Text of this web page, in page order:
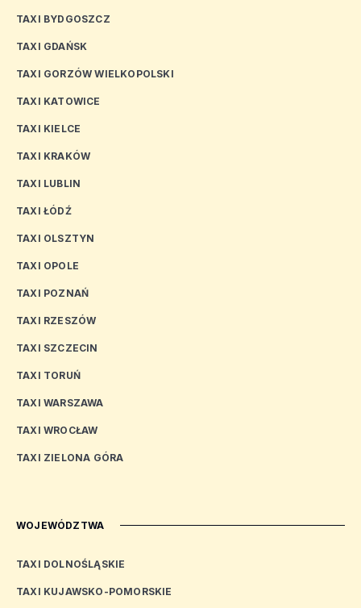
TAXI BYDGOSZCZ
TAXI GDAŃSK
TAXI GORZÓW WIELKOPOLSKI
TAXI KATOWICE
TAXI KIELCE
TAXI KRAKÓW
TAXI LUBLIN
TAXI ŁÓDŹ
TAXI OLSZTYN
TAXI OPOLE
TAXI POZNAŃ
TAXI RZESZÓW
TAXI SZCZECIN
TAXI TORUŃ
TAXI WARSZAWA
TAXI WROCŁAW
TAXI ZIELONA GÓRA
WOJEWÓDZTWA
TAXI DOLNOŚLĄSKIE
TAXI KUJAWSKO-POMORSKIE